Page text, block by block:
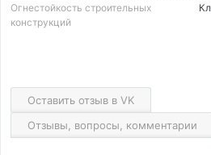
Огнестойкость строительных
конструкций
Оставить отзыв в VK
Отзывы, вопросы, комментарии